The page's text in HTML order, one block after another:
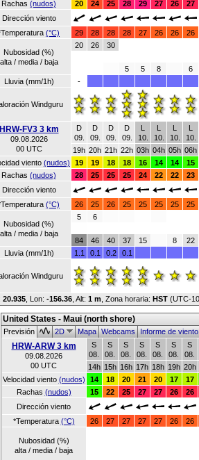
Rachas (nudos) 20 24 25 28 29 27 26
27
Dirección viento
(°C) 29 28 28 28 27 26 26 26
Nubosidad (%)
alta / media / baja
20 26 30
5 5 8
6
Lluvia (mm/1h)
-
Windguru
HRW-FV3 3 km
09.08.2026
00 UTC
D
09.
D
09.
D
09.
D
09.
L
10.
L
10.
L
10.
L
10.
19h 20h 21h 22h 03h 04h 05h 06h
viento (nudos) 19 19 18 18 16 14 14
15
Rachas (nudos) 28 25 25 25 24 22 22
23
Dirección viento
(°C) 26 25 26 25 25 25 25 25
Nubosidad (%)
alta / media / baja
5
84
6
46 40 37 15 8
22
Lluvia (mm/1h)
1.1 0.1 0.2 0.1
Windguru
20.935 , Lon: -156.36 Alt: 1 m , Zona horaria: HST (UTC-
United States - Maui (north shore)
Previsión 2D MapaWebcamsInforme de
HRW-ARW 3 km
09.08.2026
00 UTC
S
08.
S
08.
S
08.
S
08.
S
08.
S
08.
S
08.
14h 15h 16h 17h 18h 19h 20h
Velocidad viento (nudos) 14 18 20 21 20 17
17
Rachas (nudos) 15 22 25 27 27 26
26
Dirección viento
*Temperatura (°C) 26 27 27 27 27 26 26
Nubosidad (%)
alta / media / baja